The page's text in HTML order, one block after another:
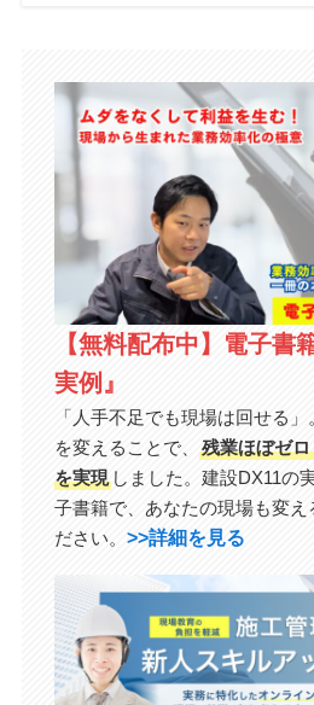
【無料配布中】電子書
実例』
「人手不足でも現場は回せる
を変えることで、
残業ほぼゼ
を実現しました。建設DX11の
子書籍で、あなたの現場も変え
ださい。 >>詳細を見る